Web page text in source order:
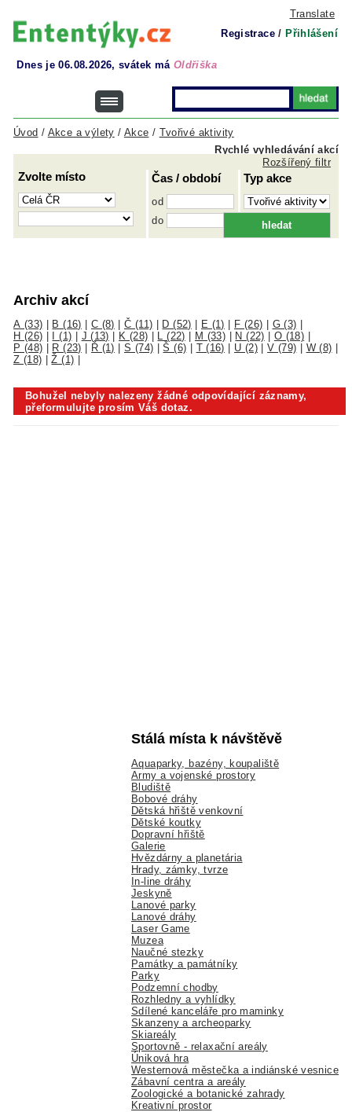
Translate
Registrace / Přihlášení
Dnes je 06.08.2026, svátek má Oldřiška
Rychlé vyhledávání akcí
Úvod / Akce a výlety / Akce / Tvořivé aktivity
Zvolte místo Čas / období
od
do
Typ akce
Rozšířený filtr
Archiv akcí
A (33) B (16) C (8) |Č (11) D (52) E (1) F (26) G (3)
H (26)
I (1) J (13) K (28) L (22) M (33) N (22) O (18)
P (48)
R (23) Ř (1) |S (74) |Š (6) T (16) U (2)|V (79) W (8)
Z (18) |Ž (1)
Bohužel nebyly nalezeny žádné odpovídající záznamy,
přeformulujte prosím Váš dotaz.
Stálá místa k návštěvě
Aquaparky, bazény, koupaliště
Army a vojenské prostory
Bludiště
Bobové dráhy
Dětská hřiště venkovní
Dětské koutky
Dopravní hřiště
Galerie
Hvězdárny a planetária
Hrady, zámky, tvrze
In-line dráhy
Jeskyně
Lanové parky
Lanové dráhy
Laser Game
Muzea
Naučné stezky
Památky a památníky
Parky
Podzemní chodby
Rozhledny a vyhlídky
Sdílené kanceláře pro maminky
Skanzeny a archeoparky
Skiareály
Sportovně - relaxační areály
Úniková hra
Westernová městečka a indiánské vesnice
Zábavní centra a areály
Zoologické a botanické zahrady
Kreativní prostor